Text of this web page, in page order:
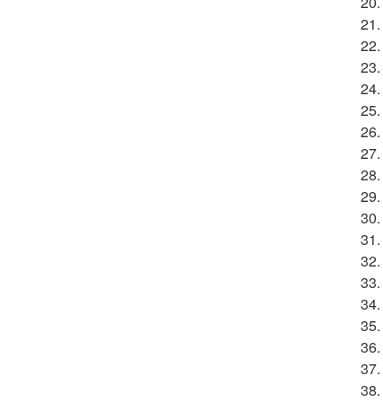
21.
22.
23.
24.
25.
26.
27.
28.
29.
30.
31.
32.
33.
34.
35.
36.
37.
38.